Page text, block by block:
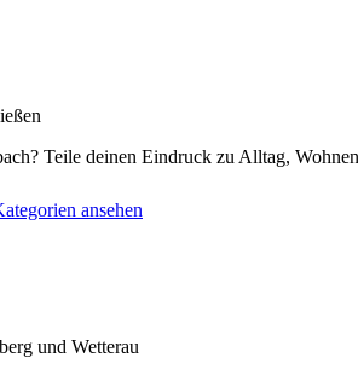
Teile deinen Eindruck zu Alltag,
ansehen
und Wetterau